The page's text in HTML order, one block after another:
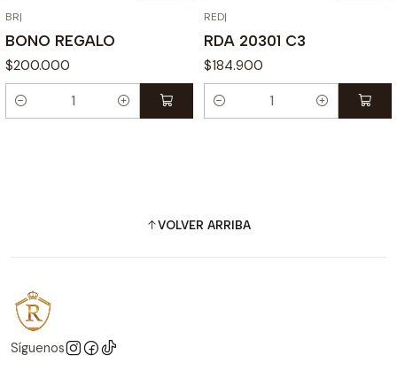
BR|
BONO REGALO
$200.000
Cantidad
RED|
RDA 20301 C3
$184.900
Cantidad
VOLVER ARRIBA
Síguenos